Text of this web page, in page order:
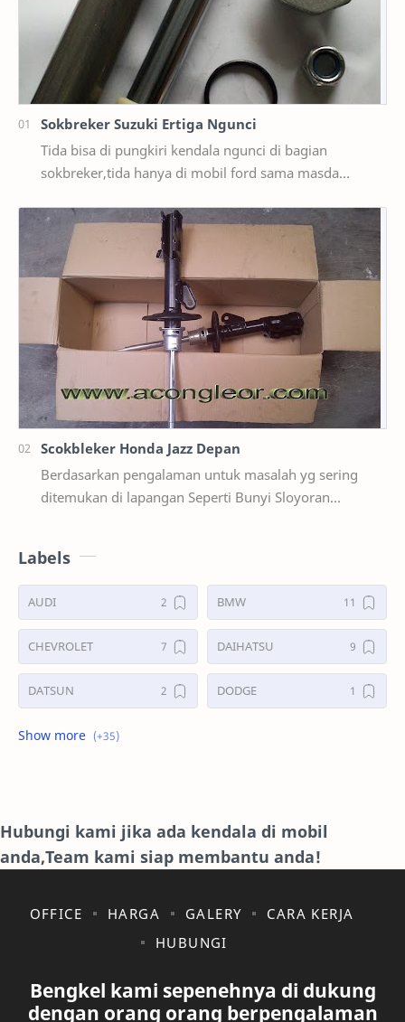
Sokbreker Suzuki Ertiga Ngunci
Tida bisa di pungkiri kendala ngunci di bagian
sokbreker,tida hanya di mobil ford sama masda
Scokbleker Honda Jazz Depan
Berdasarkan pengalaman untuk masalah yg sering
ditemukan di lapangan Seperti Bunyi Sloyoran
Labels
AUDI BMW
CHEVROLET DAIHATSU
DATSUN DODGE
FORD
INTERNET ISUZU
JAGUAR. KAKI-KAKI
KIA KONSULTASI
MAZDA MERCEDES BANZ
Hubungi kami jika ada kendala di mobil
anda,Team kami siap membantu anda!
OFFICE HARGA GALERY
CARA KERJA
HUBUNGI
Bengkel kami sepenehnya di dukung
dengan orang orang berpengalaman